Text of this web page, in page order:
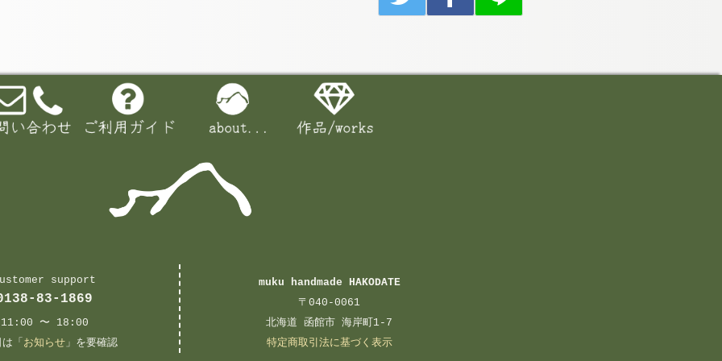
support
83-1869
11:00 〜 18:00
「 お知らせ 」を要確認
muku handmade HAKODATE
〒040-0061
北海道 函館市 海岸町1-7
特定商取引法に基づく表示